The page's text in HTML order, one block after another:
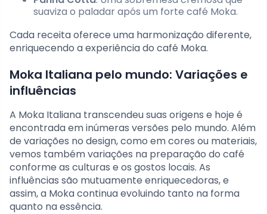
suaviza o paladar após um forte café Moka.
Cada receita oferece uma harmonização diferente,
enriquecendo a experiência do café Moka.
Moka Italiana pelo mundo: Variações e
influências
A Moka Italiana transcendeu suas origens e hoje é
encontrada em inúmeras versões pelo mundo. Além
de variações no design, como em cores ou materiais,
vemos também variações na preparação do café
conforme as culturas e os gostos locais. As
influências são mutuamente enriquecedoras, e
assim, a Moka continua evoluindo tanto na forma
quanto na essência.